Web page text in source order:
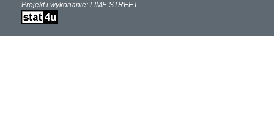
Projekt i wykonanie: LIME STREET